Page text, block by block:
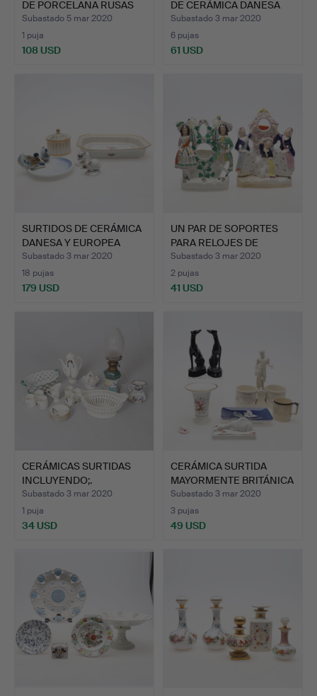
DE PORCELANA RUSAS
D…
Subastado 5 mar 2020
1 puja
108 USD
DE CERÁMICA DANESA
INC…
Subastado 3 mar 2020
6 pujas
61 USD
SURTIDOS DE CERÁMICA
DANESA Y EUROPEA
INCL…
Subastado 3 mar 2020
18 pujas
179 USD
UN PAR DE SOPORTES
PARA RELOJES DE
BOLSILL…
Subastado 3 mar 2020
2 pujas
41 USD
CERÁMICAS SURTIDAS
INCLUYENDO;.
Subastado 3 mar 2020
1 puja
34 USD
CERÁMICA SURTIDA
MAYORMENTE BRITÁNICA
INCL…
Subastado 3 mar 2020
3 pujas
49 USD